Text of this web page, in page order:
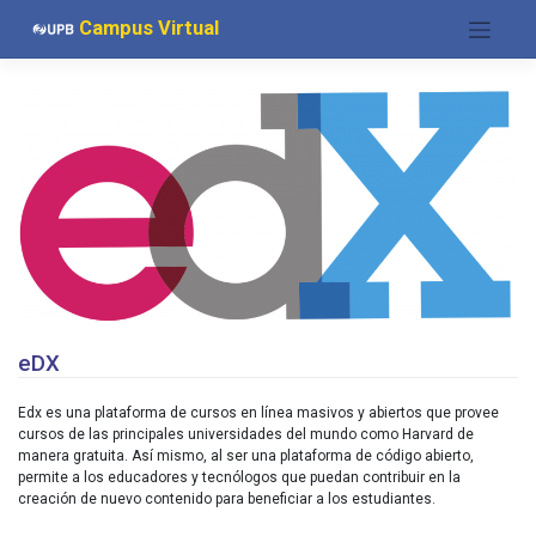
Campus Virtual
eDX
Edx es una plataforma de cursos en línea masivos y abiertos que provee
cursos de las principales universidades del mundo como Harvard de
manera gratuita. Así mismo, al ser una plataforma de código abierto,
permite a los educadores y tecnólogos que puedan contribuir en la
creación de nuevo contenido para beneficiar a los estudiantes.